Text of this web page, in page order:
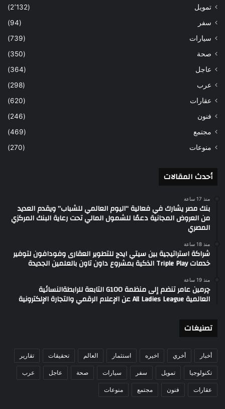
تمويل
(2٬132)
سفر
(94)
سيارات
(739)
صحة
(350)
عاجل
(364)
عرب
(298)
عقارات
(620)
فنون
(246)
مجتمع
(469)
منوعات
(270)
أحدث المقالات
منذ 17 ساعة
بنك مصر يشارك في فعالية “اليوم العالمي للشباب” ويقدم العديد
من العروض المجانية دعمًا للشمول المالي تحت رعاية البنك المركزي
المصري
منذ 18 ساعة
شراكة استراتيجية بين سيتي ايدج للتطوير العقارى وفودافون لتوفير
خدمات Triple Play الذكية بمشروع داون تاون بالعلمين الجديدة
منذ 19 ساعة
چرمين عامر تنضم إلى منظمة G100 التابعة للرابطةالنسائية
العالمية All Ladies League عن الإعلام الرقمي والتجارة الإلكترونية
تصنيغات
أخبار أخري اخيره استثمار العالم تحقيقات تقارير
تكنولوجيا تمويل سفر سيارات صحة عاجل عرب
عقارات فنون مجتمع منوعات